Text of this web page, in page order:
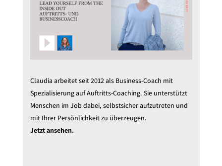
Claudia arbeitet seit 2012 als Business-Coach mit
Spezialisierung auf Auftritts-Coaching. Sie unterstützt
Menschen im Job dabei, selbstsicher aufzutreten und
mit Ihrer Persönlichkeit zu überzeugen.
Jetzt ansehen.